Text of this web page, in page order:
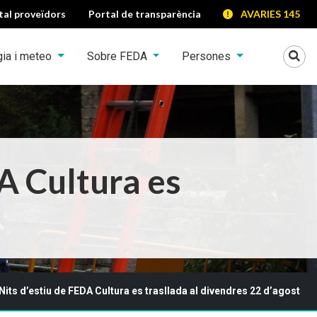
proveïdors Portal de transparència AVARIES 145
i meteo Sobre FEDA Persones
Cultura es
d’estiu de FEDA Cultura es trasllada al divendres 22 d’agost